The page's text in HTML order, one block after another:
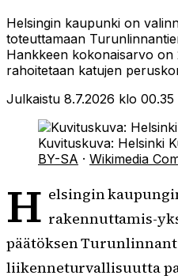
Helsingin kaupunki on
toteuttamaan
Hankkeen kokonaisarvo on
rahoitetaan katujen
Julkaistu 8.7.2026 klo 00.35
Kuvituskuva: Helsinki
BY-SA · Wikimedia
H elsingin
rakennuttamis-
päätöksen
liikenneturvallisuutta